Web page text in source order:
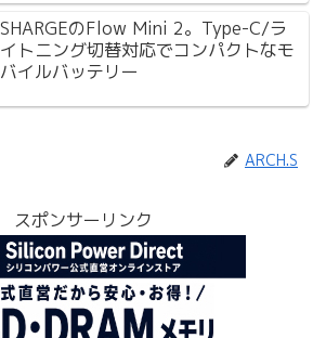
SHARGEのFlow Mini 2。Type-C/ラ
イトニング切替対応でコンパクトなモ
バイルバッテリー
ARCH.S
スポンサーリンク